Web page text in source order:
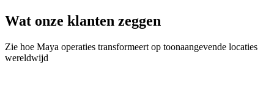
Wat onze klanten zeggen
Zie hoe Maya operaties transformeert op toonaangevende locaties
wereldwijd